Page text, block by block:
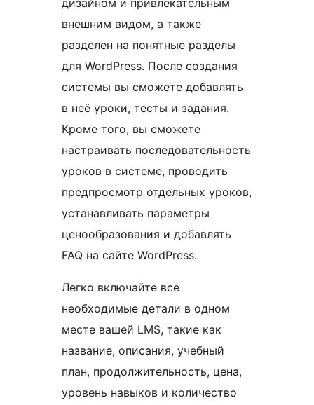
внешним видом, а также
разделен на понятные разделы
для WordPress. После создания
системы вы сможете добавлять
в неё уроки, тесты и задания.
Кроме того, вы сможете
настраивать последовательность
уроков в системе, проводить
предпросмотр отдельных уроков,
устанавливать параметры
ценообразования и добавлять
FAQ на сайте WordPress.
Легко включайте все
необходимые детали в одном
месте вашей LMS, такие как
название, описания, учебный
план, продолжительность, цена,
уровень навыков и количество